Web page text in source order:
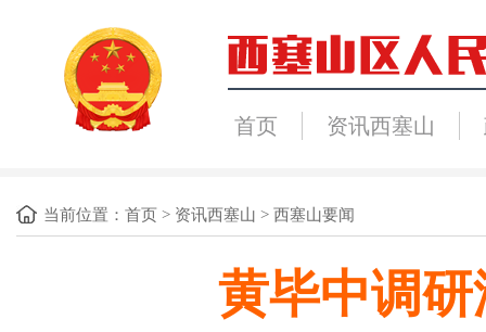
首页 资讯西塞山
当前位置： 首页 > 资讯西塞山 > 西塞山要闻
黄毕中调